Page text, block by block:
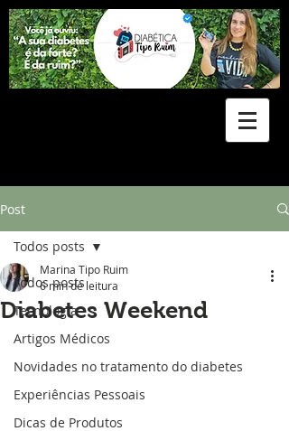
Post
Todos posts
Tecnologia
Artigos Médicos
Novidades no tratamento do diabetes
Experiências Pessoais
Dicas de Produtos
Todos posts
Diabetes Weekend
Marina Tipo Ruim
6 min de leitura